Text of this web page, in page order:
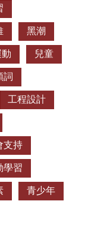
黑潮
兒童
詞
工程設計
支持
學習
青少年